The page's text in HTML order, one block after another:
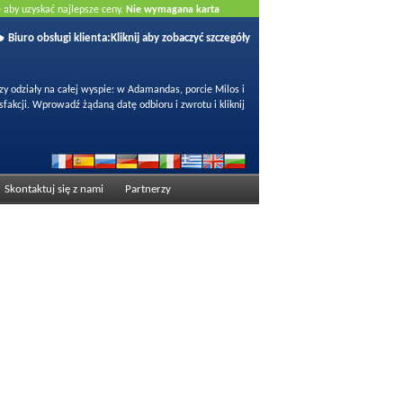
uzyskać najlepsze ceny. Nie wymagana karta
Biuro obsługi klienta: Kliknij aby zobaczyć szczegóły
odziały na całej wyspie: w Adamandas, porcie Milos i
Wprowadź żądaną datę odbioru i zwrotu i kliknij
Skontaktuj się z nami Partnerzy